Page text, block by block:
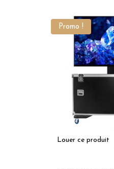
Promo !
Louer ce produit